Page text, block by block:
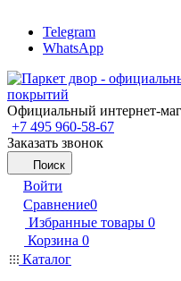
Telegram
WhatsApp
Официальный интернет-
+7 495 960-58-67
Заказать звонок
Поиск
Войти
Сравнение0
Избранные товары 0
Корзина 0
Каталог